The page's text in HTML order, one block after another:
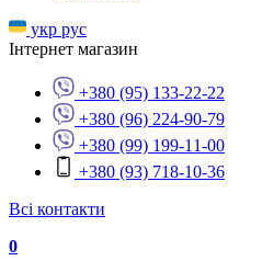
укр рус
Інтернет магазин
+380 (95) 133-22-22
+380 (96) 224-90-79
+380 (99) 199-11-00
+380 (93) 718-10-36
Всі контакти
0